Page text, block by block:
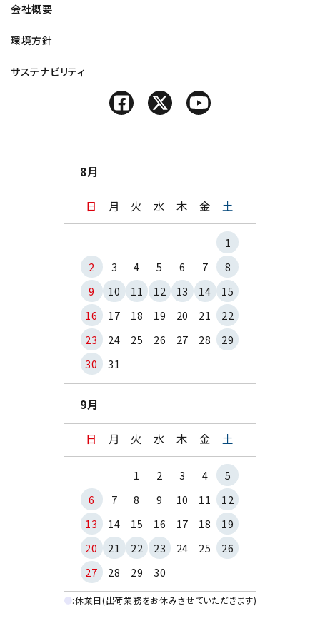
会社概要
環境方針
サステナビリティ
8月
日 月 火 水 木 金 土
1
2
3 4 5 6 7
8
9
10 11 12 13 14
15
16
17 18 19 20 21
22
23
24 25 26 27 28
29
30
31
9月
日 月 火 水 木 金 土
1 2 3 4
5
6
7 8 9 10 11
12
13
14 15 16 17 18
19
20
21 22 23 24 25
26
27
28 29 30
●:休業日(出荷業務をお休みさせていただきます)